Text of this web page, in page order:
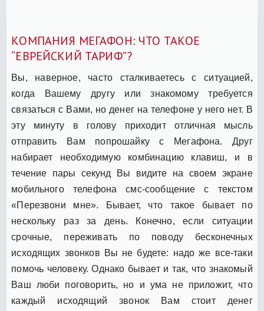
КОМПАНИЯ МЕГАФОН: ЧТО ТАКОЕ
“ЕВРЕЙСКИЙ ТАРИФ”?
Вы, наверное, часто сталкиваетесь с ситуацией,
когда Вашему другу или знакомому требуется
связаться с Вами, но денег на телефоне у него нет. В
эту минуту в голову приходит отличная мысль
отправить Вам попрошайку с Мегафона. Друг
набирает необходимую комбинацию клавиш, и в
течение пары секунд Вы видите на своем экране
мобильного телефона смс-сообщение с текстом
«Перезвони мне». Бывает, что такое бывает по
нескольку раз за день. Конечно, если ситуации
срочные, переживать по поводу бесконечных
исходящих звонков Вы не будете: надо же все-таки
помочь человеку. Однако бывает и так, что знакомый
Ваш люби поговорить, но и ума не приложит, что
каждый исходящий звонок Вам стоит денег